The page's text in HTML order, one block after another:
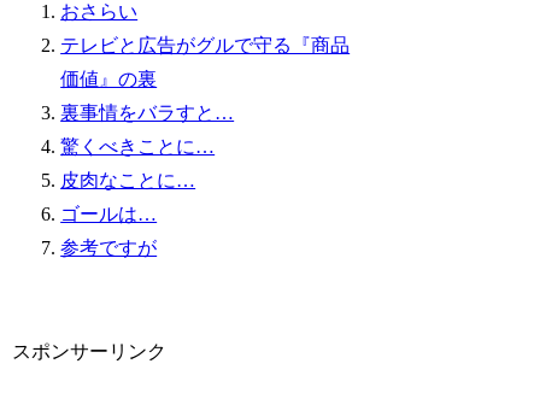
おさらい
テレビと広告がグルで守る『商品
価値』の裏
裏事情をバラすと…
驚くべきことに…
皮肉なことに…
ゴールは…
参考ですが
スポンサーリンク